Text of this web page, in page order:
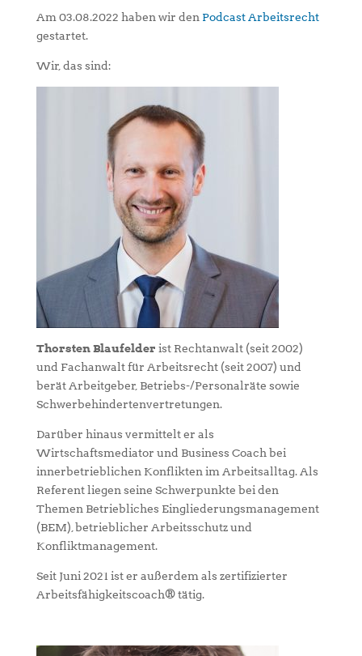
Am 03.08.2022 haben wir den Podcast Arbeitsrecht
gestartet.
Wir, das sind:
Thorsten Blaufelder ist Rechtanwalt (seit 2002)
und Fachanwalt für Arbeitsrecht (seit 2007) und
berät Arbeitgeber, Betriebs-/Personalräte sowie
Schwerbehindertenvertretungen.
Darüber hinaus vermittelt er als
Wirtschaftsmediator und Business Coach bei
innerbetrieblichen Konflikten im Arbeitsalltag. Als
Referent liegen seine Schwerpunkte bei den
Themen Betriebliches Eingliederungsmanagement
(BEM), betrieblicher Arbeitsschutz und
Konfliktmanagement.
Seit Juni 2021 ist er außerdem als zertifizierter
Arbeitsfähigkeitscoach® tätig.